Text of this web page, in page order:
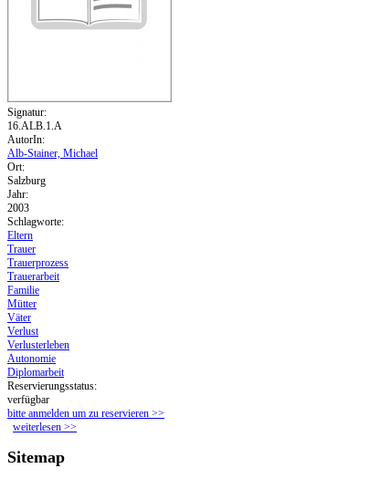
Signatur:
16.ALB.1.A
AutorIn:
Alb-Stainer, Michael
Ort:
Salzburg
Jahr:
2003
Schlagworte:
Eltern
Trauer
Trauerprozess
Trauerarbeit
Familie
Mütter
Väter
Verlust
Verlusterleben
Autonomie
Diplomarbeit
Reservierungsstatus:
verfügbar
bitte anmelden um zu reservieren >>
weiterlesen über Der Trauerprozess von Eltern von behinderten Kindern
>>
Sitemap